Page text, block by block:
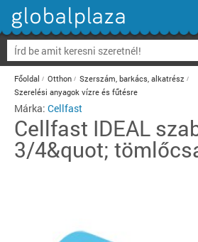
Főoldal Otthon
Szerszám, barkács, alkatrész
Szerelési anyagok vízre és fűtésre
Márka: Cellfast
Cellfast IDEAL
3/4&quot;